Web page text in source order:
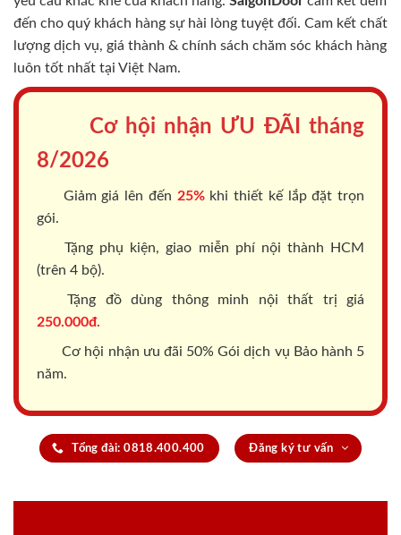
đến cho quý khách hàng sự hài lòng tuyệt đối. Cam kết chất
lượng dịch vụ, giá thành & chính sách chăm sóc khách hàng
luôn tốt nhất tại Việt Nam.
Cơ hội nhận ƯU ĐÃI tháng
8/2026
Giảm giá lên đến 25%khi thiết kế lắp đặt trọn
gói.
Tặng phụ kiện, giao miễn phí nội thành HCM
(trên 4 bộ).
Tặng đồ dùng thông minh nội thất trị giá
250.000đ.
Cơ hội nhận ưu đãi 50% Gói dịch vụ Bảo hành 5
năm.
Tổng đài: 0818.400.400 Đăng ký tư vấn